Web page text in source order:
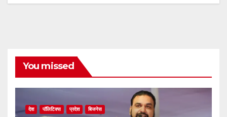
You missed
देश पॉलिटिक्स प्रदेश बिजनेस